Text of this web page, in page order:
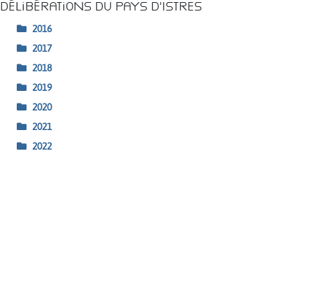
Délibérations du Pays d’Istres
2016
2017
2018
2019
2020
2021
2022